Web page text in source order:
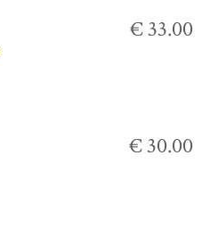
€ 33.00
€ 30.00